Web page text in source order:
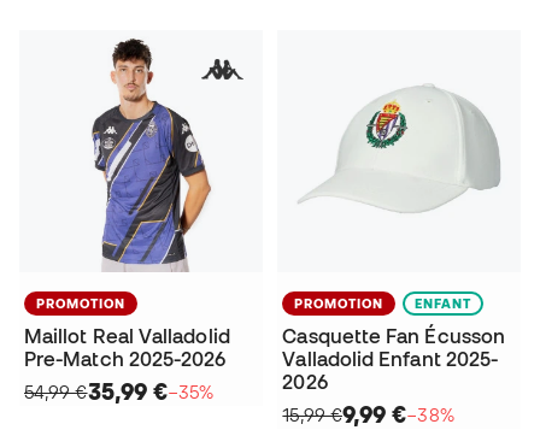
PROMOTION
Maillot Real Valladolid
Pre-Match 2025-2026
54,99 €35,99 €−35%
PROMOTION ENFANT
Casquette Fan Écusson
Valladolid Enfant 2025-
2026
15,99 €9,99 €−38%